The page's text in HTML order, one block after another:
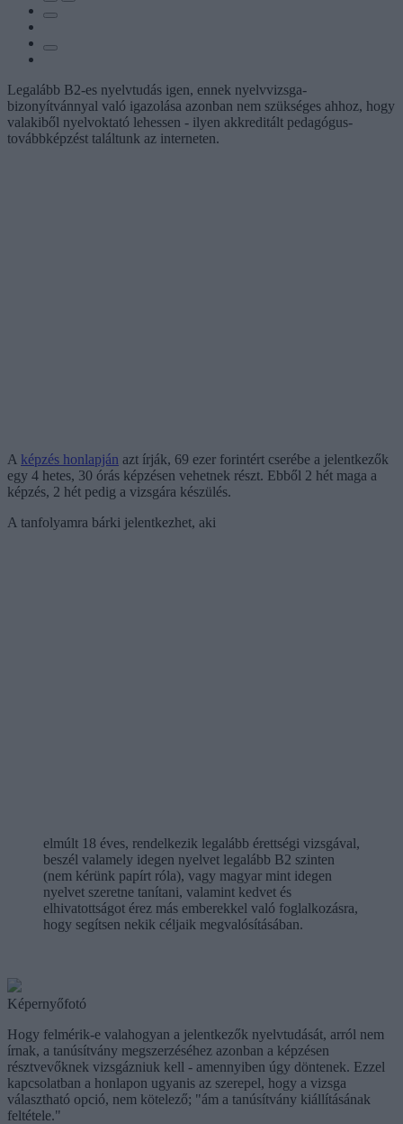
Legalább B2-es nyelvtudás igen, ennek nyelvvizsga-
bizonyítvánnyal való igazolása azonban nem szükséges ahhoz, hogy
valakiből nyelvoktató lehessen - ilyen akkreditált pedagógus-
továbbképzést találtunk az interneten.
A képzés honlapján azt írják, 69 ezer forintért cserébe a jelentkezők
egy 4 hetes, 30 órás képzésen vehetnek részt. Ebből 2 hét maga a
képzés, 2 hét pedig a vizsgára készülés.
A tanfolyamra bárki jelentkezhet, aki
elmúlt 18 éves, rendelkezik legalább érettségi vizsgával,
beszél valamely idegen nyelvet legalább B2 szinten
(nem kérünk papírt róla), vagy magyar mint idegen
nyelvet szeretne tanítani, valamint kedvet és
elhivatottságot érez más emberekkel való foglalkozásra,
hogy segítsen nekik céljaik megvalósításában.
Képernyőfotó
Hogy felmérik-e valahogyan a jelentkezők nyelvtudását, arról nem
írnak, a tanúsítvány megszerzéséhez azonban a képzésen
résztvevőknek vizsgázniuk kell - amennyiben úgy döntenek. Ezzel
kapcsolatban a honlapon ugyanis az szerepel, hogy a vizsga
választható opció, nem kötelező; "ám a tanúsítvány kiállításának
feltétele."